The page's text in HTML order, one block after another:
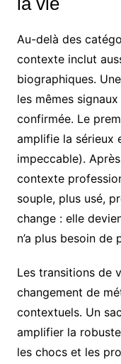
Au-delà des
contexte inclut
biographiques.
les mêmes
confirmée. Le
amplifie la sérieux
impeccable).
contexte
souple, plus usé,
change : elle
n’a plus besoin de
Les transitions de
changement de
contextuels. Un
amplifier la
les chocs et les